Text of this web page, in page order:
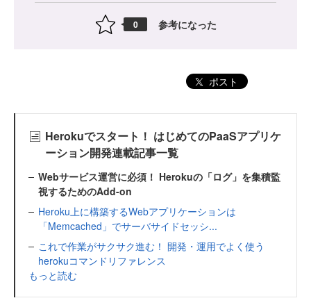
0 参考になった
ポスト
Herokuでスタート！ はじめてのPaaSアプリケ
ーション開発連載記事一覧
Webサービス運営に必須！ Herokuの「ログ」を集積監
視するためのAdd-on
Heroku上に構築するWebアプリケーションは
「Memcached」でサーバサイドセッシ...
これで作業がサクサク進む！ 開発・運用でよく使う
herokuコマンドリファレンス
もっと読む